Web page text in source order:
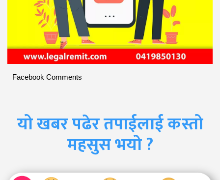
Facebook Comments
यो खबर पढेर तपाईलाई कस्तो
महसुस भयो ?